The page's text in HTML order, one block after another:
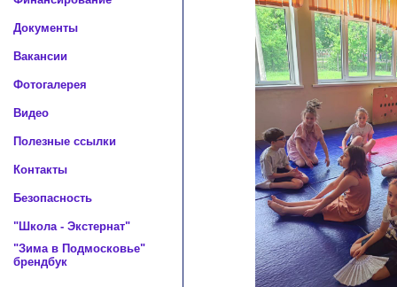
Документы
Вакансии
Фотогалерея
Видео
Полезные ссылки
Контакты
Безопасность
"Школа - Экстернат"
"Зима в Подмосковье"
брендбук